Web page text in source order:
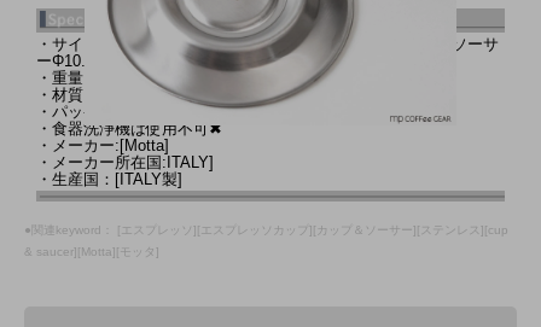
・サイズ：カップ：Φ7 xH 5cm 容量：3oz（80cl）/cup ソーサ
ーΦ10.9cm カップ＆ソーサー ２客セット
・重量：約140g（1set）
・材質：【ステンレス18/10】
・パッケージ：専用紙箱入り
・食器洗浄機は使用不可✖
・メーカー:[Motta]
・メーカー所在国:ITALY]
・生産国：[ITALY製]
●関連keyword： [エスプレッソ][エスプレッソカップ][カップ＆ソーサー][ステンレス][cup
& saucer][Motta][モッタ]